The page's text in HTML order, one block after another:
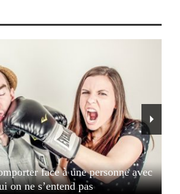
face à une personne avec
on ne s’entend pas